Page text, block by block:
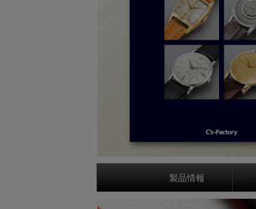
製品情報